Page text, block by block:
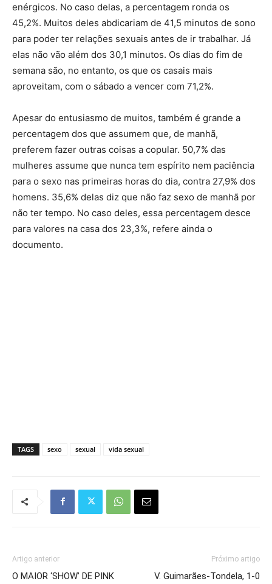
enérgicos. No caso delas, a percentagem ronda os
45,2%. Muitos deles abdicariam de 41,5 minutos de sono
para poder ter relações sexuais antes de ir trabalhar. Já
elas não vão além dos 30,1 minutos. Os dias do fim de
semana são, no entanto, os que os casais mais
aproveitam, com o sábado a vencer com 71,2%.
Apesar do entusiasmo de muitos, também é grande a
percentagem dos que assumem que, de manhã,
preferem fazer outras coisas a copular. 50,7% das
mulheres assume que nunca tem espírito nem paciência
para o sexo nas primeiras horas do dia, contra 27,9% dos
homens. 35,6% delas diz que não faz sexo de manhã por
não ter tempo. No caso deles, essa percentagem desce
para valores na casa dos 23,3%, refere ainda o
documento.
TAGS sexo sexual vida sexual
Artigo anterior
O MAIOR ‘SHOW’ DE PINK
Próximo artigo
V. Guimarães-Tondela, 1-0